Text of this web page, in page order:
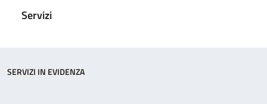
Servizi
SERVIZI IN EVIDENZA